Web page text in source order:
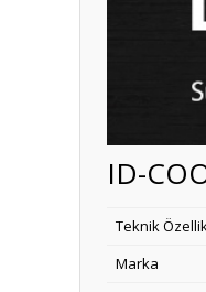
ID-
Teknik
Marka